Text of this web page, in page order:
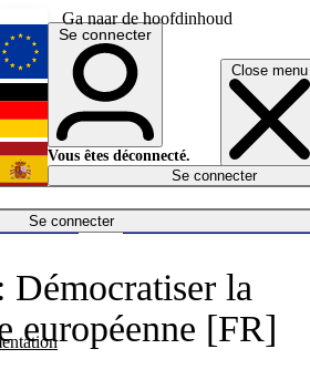
Ga naar de hoofdinhoud
Close menu
Se connecter
Économie
English
Deutsch
Español
Se connecter
Vous êtes déconnecté.
Se connecter
Démocratiser la
européenne [FR]